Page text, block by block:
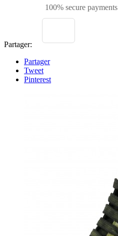
100% secure payments
Partager:
Partager
Tweet
Pinterest